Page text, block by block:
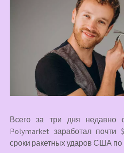
Всего за три дня недавно
Polymarket заработал почти
сроки ракетных ударов США по